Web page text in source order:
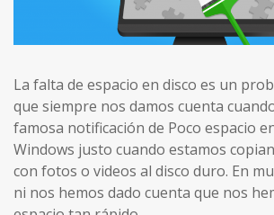
La falta de espacio en disco es un
que siempre nos damos cuenta
famosa notificación de Poco espacio
Windows justo cuando estamos
con fotos o videos al disco duro. En
ni nos hemos dado cuenta que nos